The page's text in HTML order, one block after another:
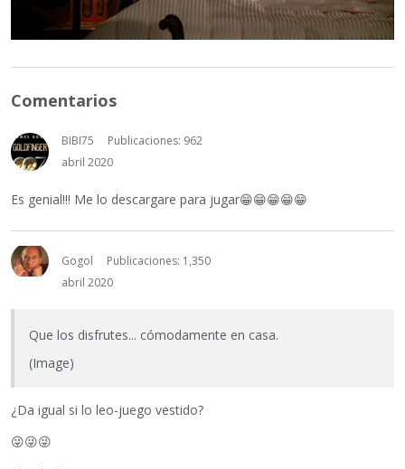
Comentarios
BIBI75
Publicaciones: 962
abril 2020
Es genial!!! Me lo descargare para jugar😁😁😁😁😁
Gogol
Publicaciones: 1,350
abril 2020
Que los disfrutes... cómodamente en casa.
(Image)
¿Da igual si lo leo-juego vestido?
😜😜😜